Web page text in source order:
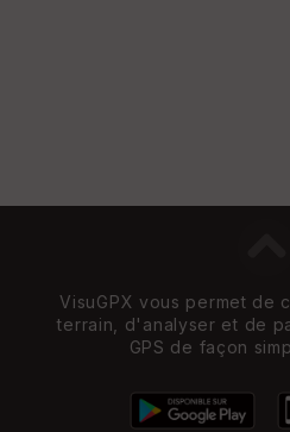
VisuGPX vous permet de
terrain, d'analyser et de
GPS de façon